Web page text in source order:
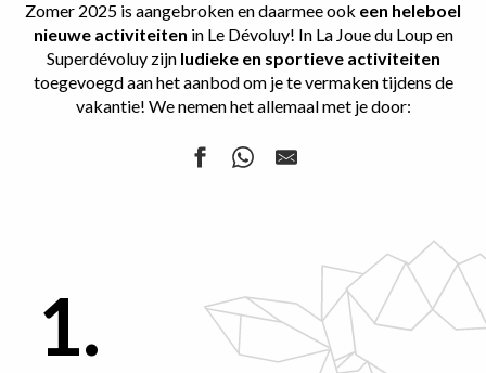
Zomer 2025 is aangebroken en daarmee ook een heleboel
nieuwe activiteiten in Le Dévoluy! In La Joue du Loup en
Superdévoluy zijn ludieke en sportieve activiteiten
toegevoegd aan het aanbod om je te vermaken tijdens de
vakantie! We nemen het allemaal met je door:
1.